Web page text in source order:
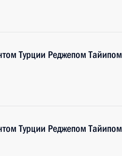
Турции Реджепом Тайипом
Турции Реджепом Тайипом